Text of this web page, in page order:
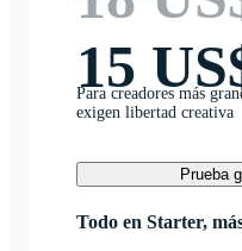
15
Para creadores más
exigen libertad creativa
Prueba
Todo en Starter,